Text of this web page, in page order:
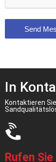
Send
In
Kontaktieren
Rufen